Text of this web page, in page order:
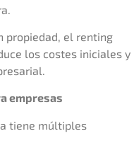
propiedad, el renting
los costes iniciales y
empresas
tiene múltiples